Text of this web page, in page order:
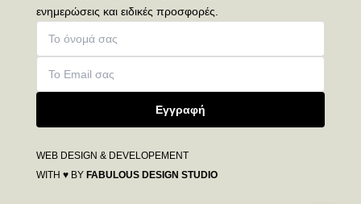
ενημερώσεις και ειδικές προσφορές.
Εγγραφή
WEB DESIGN & DEVELOPEMENT
WITH ♥ BY FABULOUS DESIGN STUDIO